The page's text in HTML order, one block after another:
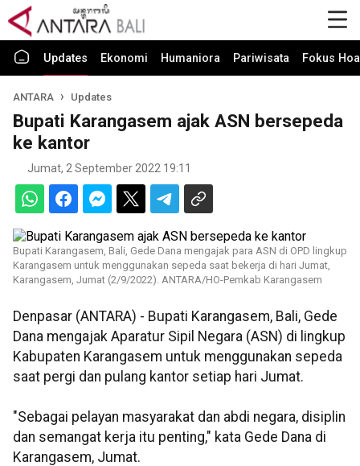
Updates Ekonomi Humaniora Pariwisata Fokus
ANTARA Updates
Bupati Karangasem ajak ASN bersepeda
ke kantor
Jumat, 2 September 2022 19:11
Bupati Karangasem, Bali, Gede Dana mengajak para ASN di OPD lingkup
Karangasem untuk menggunakan sepeda saat bekerja di hari Jumat,
Karangasem, Jumat (2/9/2022). ANTARA/HO-Pemkab Karangasem
Denpasar (ANTARA) - Bupati Karangasem, Bali, Gede
Dana mengajak Aparatur Sipil Negara (ASN) di lingkup
Kabupaten Karangasem untuk menggunakan sepeda
saat pergi dan pulang kantor setiap hari Jumat.
"Sebagai pelayan masyarakat dan abdi negara, disiplin
dan semangat kerja itu penting," kata Gede Dana di
Karangasem, Jumat.